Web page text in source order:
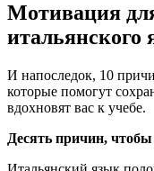
Мотивация
итальянского
И напоследок, 10
которые помогут
вдохновят вас к учебе.
Десять причин,